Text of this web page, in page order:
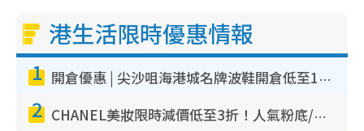
港生活限時優惠情報
1 開倉優惠 | 尖沙咀海港城名牌波鞋開倉低至1折！On鞋$899起／Joy&Peace鞋履$98起
2 CHANEL美妝限時減價低至3折！人氣粉底/唇膏/精華液低至$275！COCO香水都有平